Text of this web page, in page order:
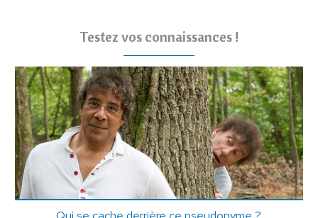
Testez vos connaissances !